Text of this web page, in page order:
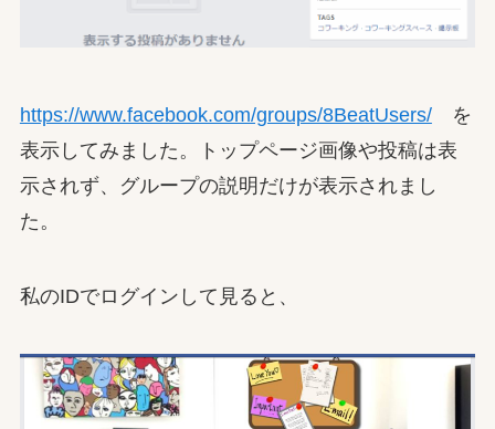
https://www.facebook.com/groups/8BeatUsers/を
表示してみました。トップページ画像や投稿は表
示されず、グループの説明だけが表示されまし
た。
私のIDでログインして見ると、